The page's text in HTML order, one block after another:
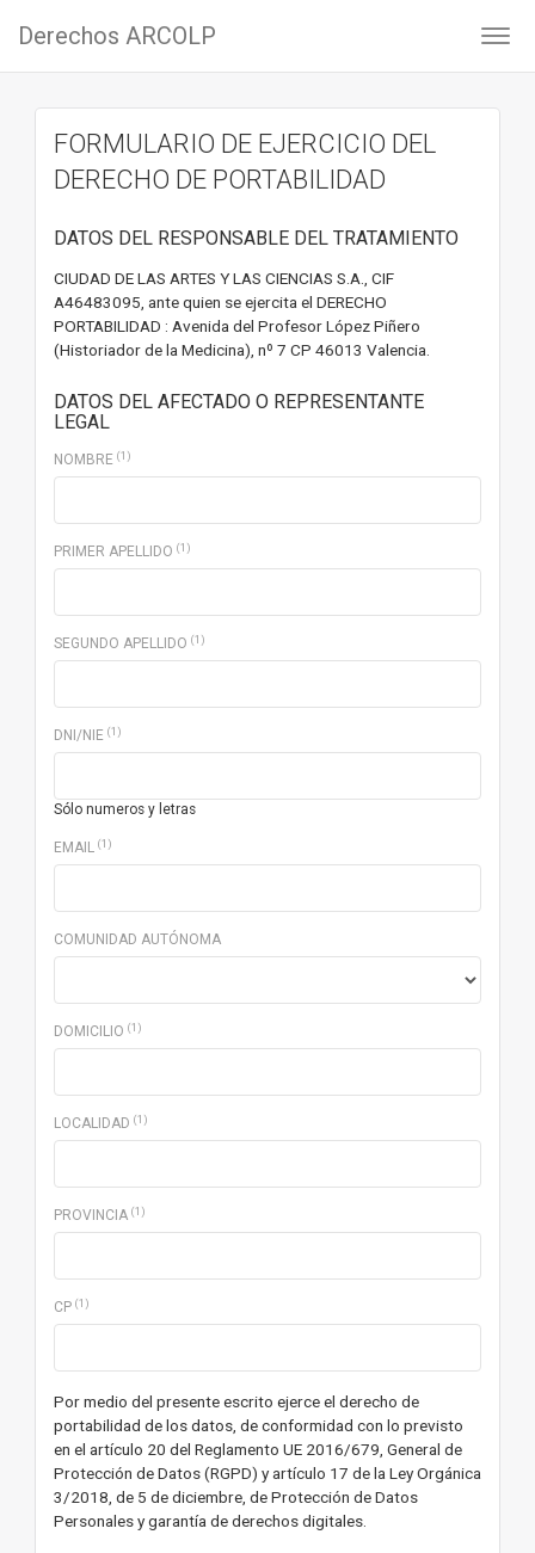
Derechos ARCOLP
FORMULARIO DE EJERCICIO DEL
DERECHO DE PORTABILIDAD
DATOS DEL RESPONSABLE DEL TRATAMIENTO
CIUDAD DE LAS ARTES Y LAS CIENCIAS S.A., CIF
A46483095, ante quien se ejercita el DERECHO
PORTABILIDAD : Avenida del Profesor López Piñero
(Historiador de la Medicina), nº 7 CP 46013 Valencia.
DATOS DEL AFECTADO O REPRESENTANTE
LEGAL
NOMBRE (1)
PRIMER APELLIDO (1)
SEGUNDO APELLIDO (1)
DNI/NIE (1)
Sólo numeros y letras
EMAIL (1)
COMUNIDAD AUTÓNOMA
DOMICILIO (1)
LOCALIDAD (1)
PROVINCIA (1)
CP (1)
Por medio del presente escrito ejerce el derecho de
portabilidad de los datos, de conformidad con lo previsto
en el artículo 20 del Reglamento UE 2016/679, General de
Protección de Datos (RGPD) y artículo 17 de la Ley Orgánica
3/2018, de 5 de diciembre, de Protección de Datos
Personales y garantía de derechos digitales.